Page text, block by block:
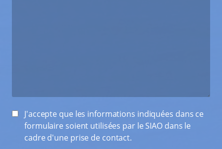
J'accepte que les informations indiquées dans ce
formulaire soient utilisées par le SIAO dans le
cadre d'une prise de contact.